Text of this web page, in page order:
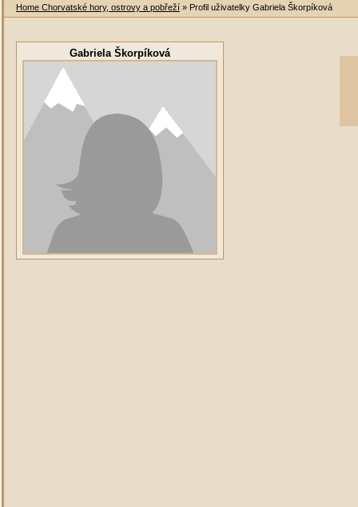
Home Chorvatské hory, ostrovy a pobřeží » Profil uživatelky Gabriela Škorpíková
Gabriela Škorpíková